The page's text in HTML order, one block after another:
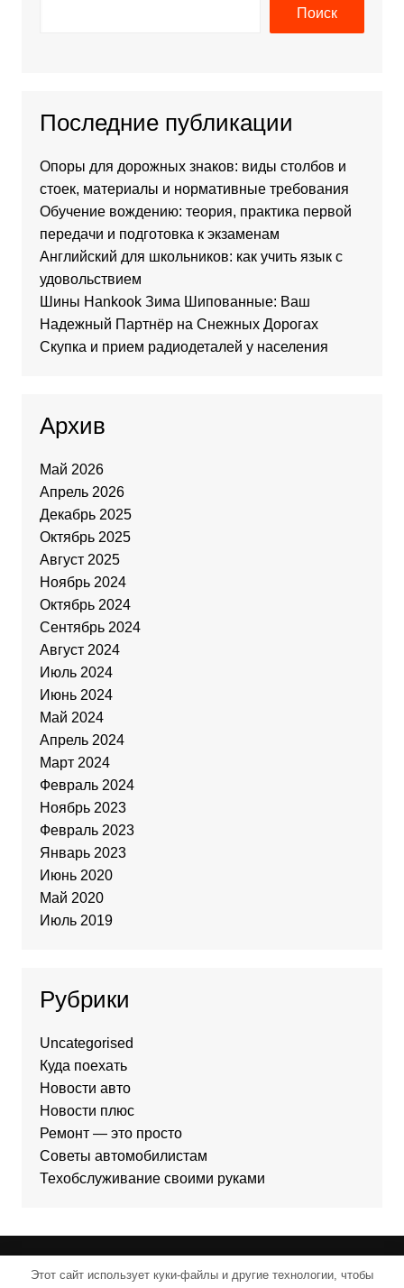
Поиск
Последние публикации
Опоры для дорожных знаков: виды столбов и
стоек, материалы и нормативные требования
Обучение вождению: теория, практика первой
передачи и подготовка к экзаменам
Английский для школьников: как учить язык с
удовольствием
Шины Hankook Зима Шипованные: Ваш
Надежный Партнёр на Снежных Дорогах
Скупка и прием радиодеталей у населения
Архив
Май 2026
Апрель 2026
Декабрь 2025
Октябрь 2025
Август 2025
Ноябрь 2024
Октябрь 2024
Сентябрь 2024
Август 2024
Июль 2024
Июнь 2024
Май 2024
Апрель 2024
Март 2024
Февраль 2024
Ноябрь 2023
Февраль 2023
Январь 2023
Июнь 2020
Май 2020
Июль 2019
Рубрики
Uncategorised
Куда поехать
Новости авто
Новости плюс
Ремонт — это просто
Советы автомобилистам
Техобслуживание своими руками
Этот сайт использует куки-файлы и другие технологии, чтобы